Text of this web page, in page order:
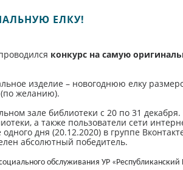
ЕЛКУ!
конкурс на самую
изделие – новогоднюю елку
желанию).
зале библиотеки с 20 по 31
а также пользователи сети
дня (20.12.2020) в группе
абсолютный победитель.
обслуживания УР